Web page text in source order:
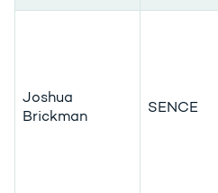
Joshua
Brickman
SENCE